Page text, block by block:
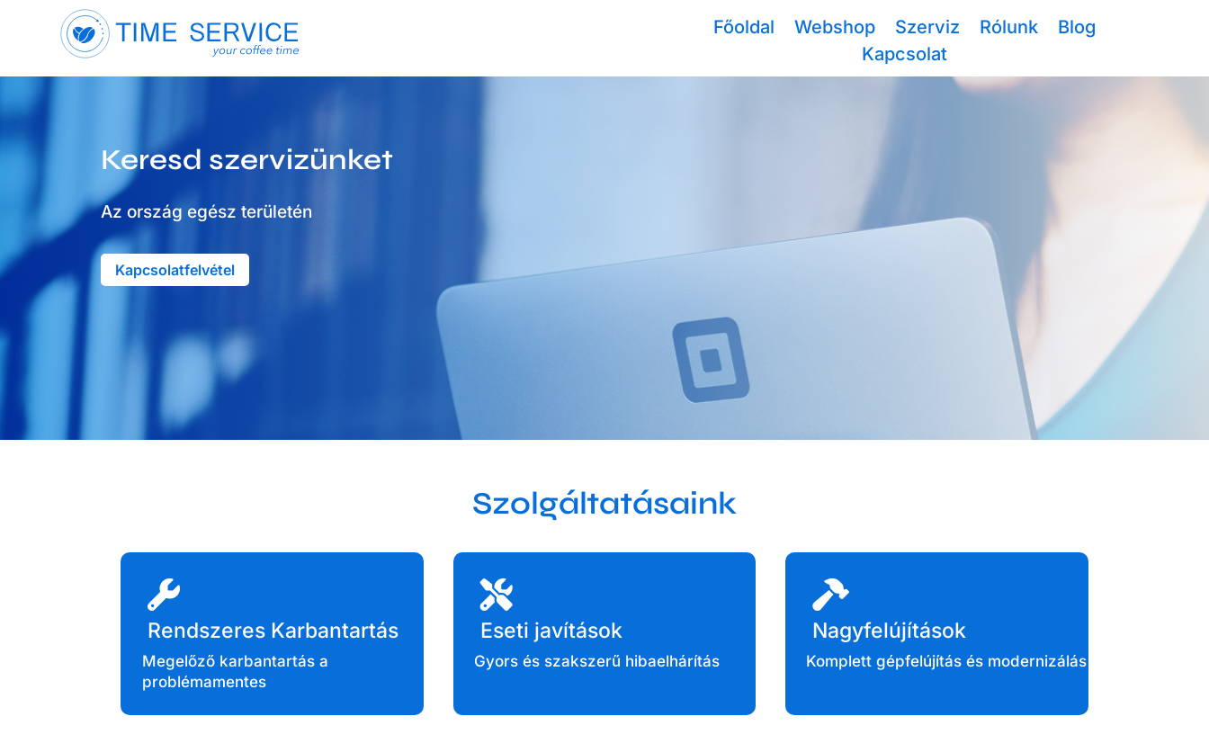
Főoldal Webshop Szerviz Rólunk
Blog
Kapcsolat
Keresd szervizünket
Az ország egész területén
Kapcsolatfelvétel
Szolgáltatásaink
Rendszeres Karbantartás
Megelőző karbantartás a
problémamentes
Eseti javítások
Gyors és szakszerű hibaelhárítás
Nagyfelújítások
Komplett gépfelújítás és modernizálás